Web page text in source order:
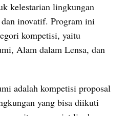
kelestarian lingkungan
inovatif. Program ini
kompetisi, yaitu
Alam dalam Lensa, dan
adalah kompetisi proposal
yang bisa diikuti